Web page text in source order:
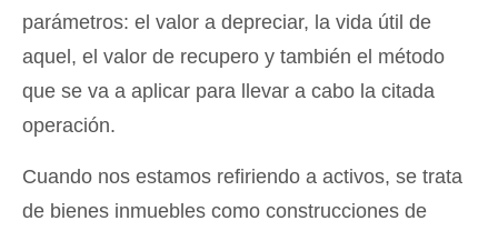
parámetros: el valor a depreciar, la vida útil de
aquel, el valor de recupero y también el método
que se va a aplicar para llevar a cabo la citada
operación.
Cuando nos estamos refiriendo a activos, se trata
de bienes inmuebles como construcciones de